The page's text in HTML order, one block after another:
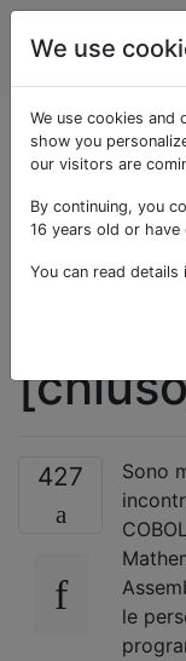
Come
il mio
427
Sono
le
We use
We use cookies
show you
our visitors are
By continuing, you
16 years old or
You can read details